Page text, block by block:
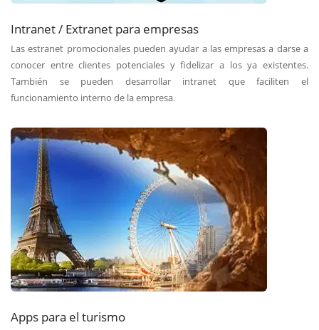
Intranet / Extranet para empresas
Las estranet promocionales pueden ayudar a las empresas a darse a
conocer entre clientes potenciales y fidelizar a los ya existentes.
También se pueden desarrollar intranet que faciliten el
funcionamiento interno de la empresa.
Apps para el turismo